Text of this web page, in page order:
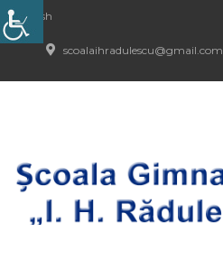
English
scoalaihradulescu@gmail.com